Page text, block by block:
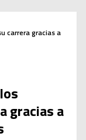
carrera gracias a
gracias a